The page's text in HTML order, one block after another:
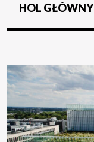
HOL GŁÓWNY